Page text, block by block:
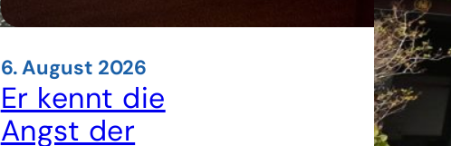
6. August 2026
Er kennt die
Angst der